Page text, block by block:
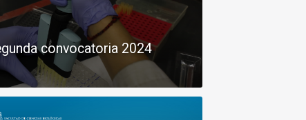
convocatoria 2024